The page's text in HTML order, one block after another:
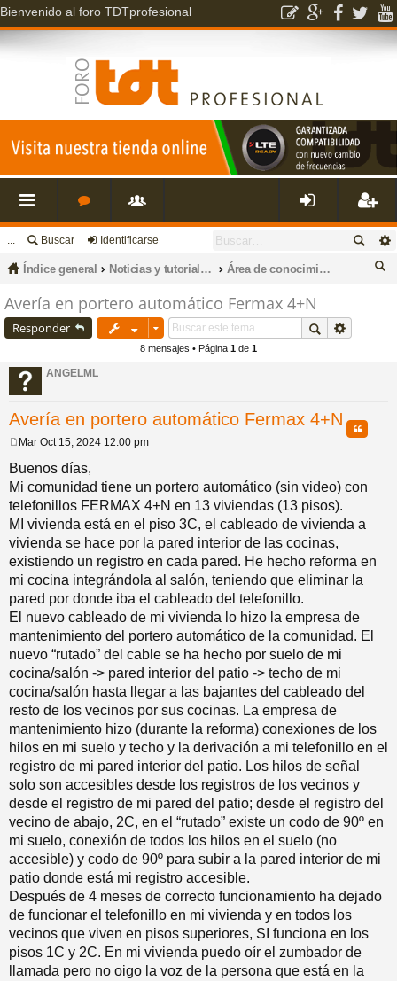
Bienvenido al foro TDTprofesional
nl
es
rá
pi
do
s
o
s
s
a
o
fic
se
eg
e
... Buscar Identificarse
Índice general Noticias y tutoriales en nuestro canal de Youtube y Blog
Área de conocimientos: Youtube, blog, tutoriales, publicaciones.
Avería en portero automático Fermax 4+N
Responder
8 mensajes • Página 1 de 1
ANGELML
Avería en portero automático Fermax 4+N Citar
e
n
s
a
e
Mar Oct 15, 2024 12:00 pm
Buenos días,
Mi comunidad tiene un portero automático (sin video) con
telefonillos FERMAX 4+N en 13 viviendas (13 pisos).
MI vivienda está en el piso 3C, el cableado de vivienda a
vivienda se hace por la pared interior de las cocinas,
existiendo un registro en cada pared. He hecho reforma en
mi cocina integrándola al salón, teniendo que eliminar la
pared por donde iba el cableado del telefonillo.
El nuevo cableado de mi vivienda lo hizo la empresa de
mantenimiento del portero automático de la comunidad. El
nuevo “rutado” del cable se ha hecho por suelo de mi
cocina/salón -> pared interior del patio -> techo de mi
cocina/salón hasta llegar a las bajantes del cableado del
resto de los vecinos por sus cocinas. La empresa de
mantenimiento hizo (durante la reforma) conexiones de los
hilos en mi suelo y techo y la derivación a mi telefonillo en el
registro de mi pared interior del patio. Los hilos de señal
solo son accesibles desde los registros de los vecinos y
desde el registro de mi pared del patio; desde el registro del
vecino de abajo, 2C, en el “rutado” existe un codo de 90º en
mi suelo, conexión de todos los hilos en el suelo (no
accesible) y codo de 90º para subir a la pared interior de mi
patio donde está mi registro accesible.
Después de 4 meses de correcto funcionamiento ha dejado
de funcionar el telefonillo en mi vivienda y en todos los
vecinos que viven en pisos superiores, SI funciona en los
pisos 1C y 2C. En mi vivienda puedo oír el zumbador de
llamada pero no oigo la voz de la persona que está en la